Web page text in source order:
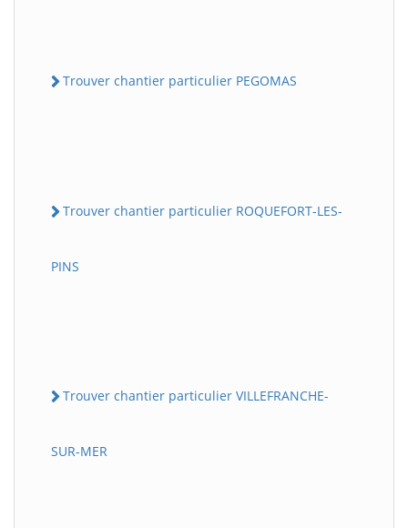
Trouver chantier particulier PEGOMAS
Trouver chantier particulier ROQUEFORT-LES-
PINS
Trouver chantier particulier VILLEFRANCHE-
SUR-MER